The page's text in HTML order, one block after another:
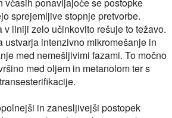
sprejemljive stopnje pretvorbe.
v liniji zelo učinkovito rešuje to težavo.
ustvarja intenzivno mikromešanje in
med nemešljivimi fazami. To močno
med oljem in metanolom ter s
in zanesljivejši postopek